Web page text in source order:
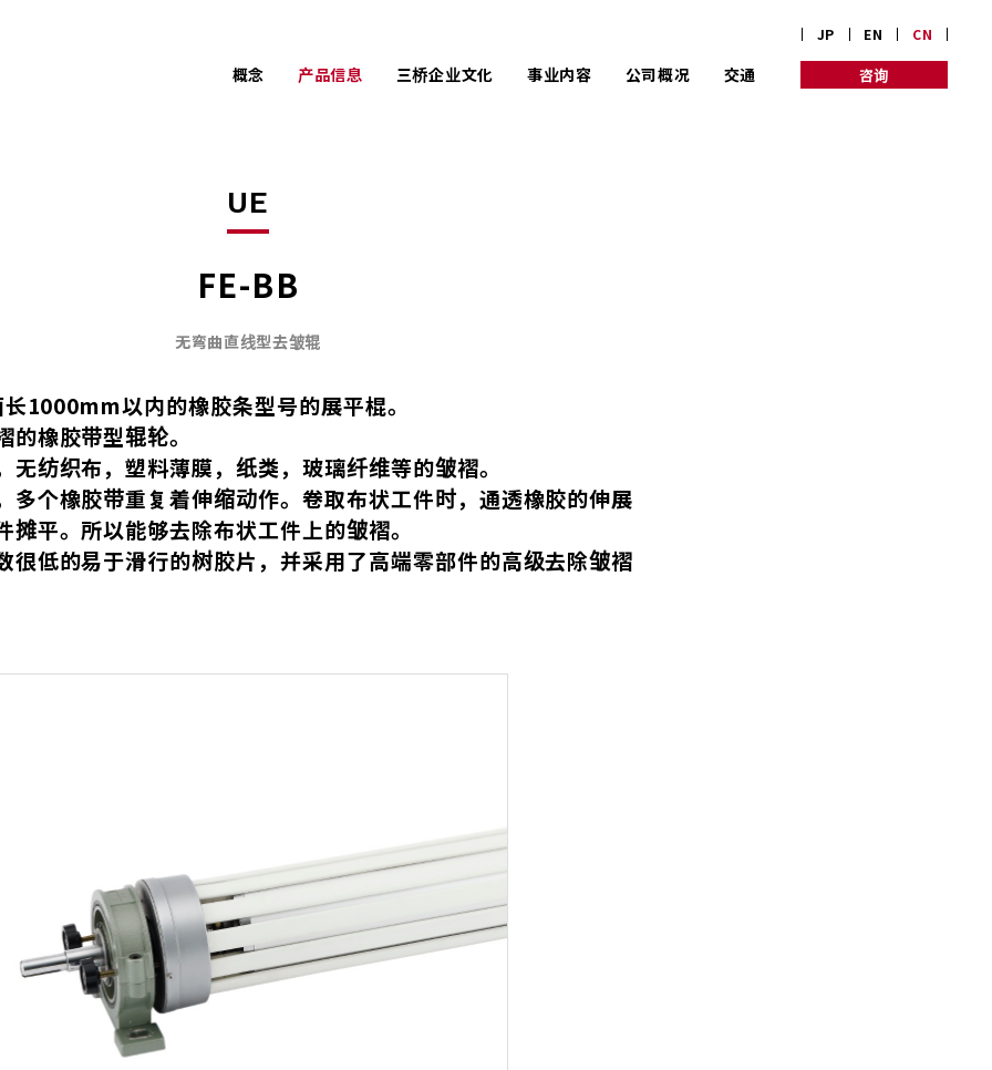
概念 产品信息 三桥企业文化 事业内容 公司概况 交通 咨询
JP EN CN
UE
FE-BB
无弯曲直线型去皱辊
1000mm以内的橡胶条型号的展平棍。
橡胶带型辊轮。
无纺织布，塑料薄膜，纸类，玻璃纤维等的皱褶。
多个橡胶带重复着伸缩动作。卷取布状工件时，通透橡胶的伸展
摊平。所以能够去除布状工件上的皱褶。
很低的易于滑行的树胶片，并采用了高端零部件的高级去除皱褶